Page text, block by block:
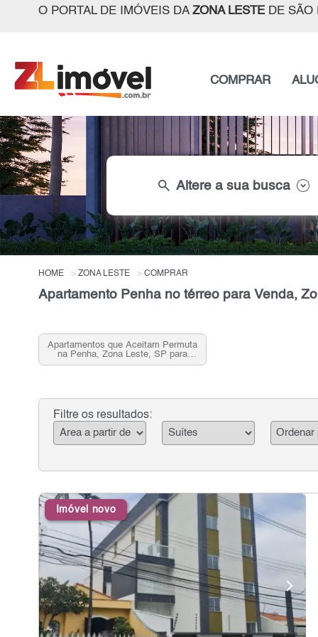
O PORTAL DE IMÓVEIS DA ZONA LESTEDE SÃO
COMPRAR
search Altere a sua busca
HOME ZONA LESTE COMPRAR
Apartamento Penha no térreo para Venda,
Apartamentos que Aceitam Permuta
na Penha, Zona Leste, SP para
Venda
Filtre os resultados:
Imóvel novo